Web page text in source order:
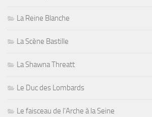
La Reine Blanche
La Scène Bastille
La Shawna Threatt
Le Duc des Lombards
Le faisceau de l'Arche à la Seine